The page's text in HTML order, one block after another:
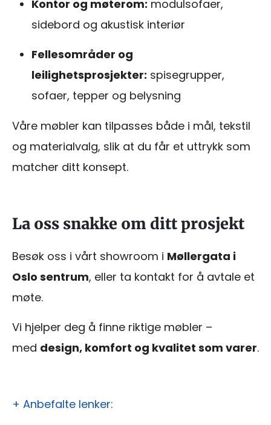
Kontor og møterom: modulsofaer,
sidebord og akustisk interiør
Fellesområder og
leilighetsprosjekter: spisegrupper,
sofaer, tepper og belysning
Våre møbler kan tilpasses både i mål, tekstil
og materialvalg, slik at du får et uttrykk som
matcher ditt konsept.
La oss snakke om ditt prosjekt
Besøk oss i vårt showroom i Møllergata i
Oslo sentrum, eller ta kontakt for å avtale et
møte.
Vi hjelper deg å finne riktige møbler –
med design, komfort og kvalitet som varer.
+ Anbefalte lenker: